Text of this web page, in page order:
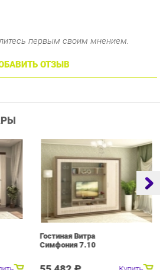
Гостиная Витра
55 482 ₽
+7 (903) 000-00-00
Весь мир
Екатеринбург